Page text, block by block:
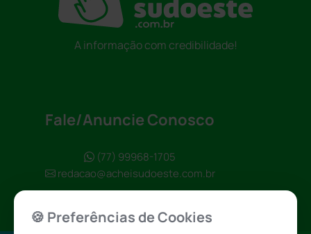
A informação com credibilidade!
Fale/Anuncie Conosco
(77) 99968-1705
redacao@acheisudoeste.com.br
🍪 Preferências de Cookies